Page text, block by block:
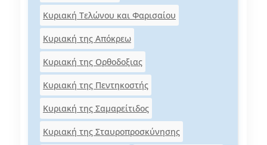
Κυριακή Τελώνου και Φαρισαίου
Κυριακή της Απόκρεω
Κυριακή της Ορθοδοξιας
Κυριακή της Πεντηκοστής
Κυριακή της Σαμαρείτιδος
Κυριακή της Σταυροπροσκύνησης